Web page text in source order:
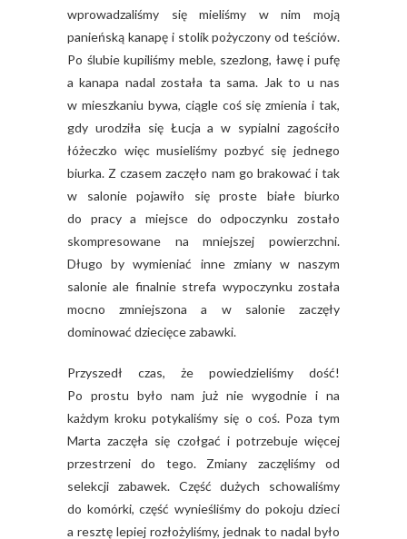
wprowadzaliśmy się mieliśmy w nim moją
panieńską kanapę i stolik pożyczony od teściów.
Po ślubie kupiliśmy meble, szezlong, ławę i pufę
a kanapa nadal została ta sama. Jak to u nas
w mieszkaniu bywa, ciągle coś się zmienia i tak,
gdy urodziła się Łucja a w sypialni zagościło
łóżeczko więc musieliśmy pozbyć się jednego
biurka. Z czasem zaczęło nam go brakować i tak
w salonie pojawiło się proste białe biurko
do pracy a miejsce do odpoczynku zostało
skompresowane na mniejszej powierzchni.
Długo by wymieniać inne zmiany w naszym
salonie ale finalnie strefa wypoczynku została
mocno zmniejszona a w salonie zaczęły
dominować dziecięce zabawki.
Przyszedł czas, że powiedzieliśmy dość!
Po prostu było nam już nie wygodnie i na
każdym kroku potykaliśmy się o coś. Poza tym
Marta zaczęła się czołgać i potrzebuje więcej
przestrzeni do tego. Zmiany zaczęliśmy od
selekcji zabawek. Część dużych schowaliśmy
do komórki, część wynieśliśmy do pokoju dzieci
a resztę lepiej rozłożyliśmy, jednak to nadal było